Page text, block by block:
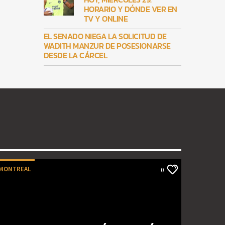
HORARIO Y DÓNDE VER EN
TV Y ONLINE
EL SENADO NIEGA LA SOLICITUD DE
WADITH MANZUR DE POSESIONARSE
DESDE LA CÁRCEL
0